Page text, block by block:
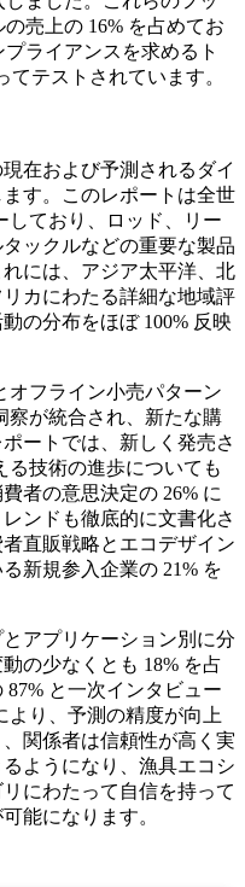
売上の 16% を占めてお
ライアンスを求めるト
てテストされています。
在および予測されるダイ
す。このレポートは全世
しており、ロッド、リー
ックルなどの重要な製品
には、アジア太平洋、北
カにわたる詳細な地域評
の分布をほぼ 100% 反映
オフライン小売パターン
察が統合され、新たな購
ートでは、新しく発売さ
る技術の進歩についても
者の意思決定の 26% に
ンドも徹底的に文書化さ
直販戦略とエコデザイン
新規参入企業の 21% を
アプリケーション別に分
の少なくとも 18% を占
と一次インタビュー
より、予測の精度が向上
関係者は信頼性が高く実
ようになり、漁具エコシ
にわたって自信を持って
能になります。